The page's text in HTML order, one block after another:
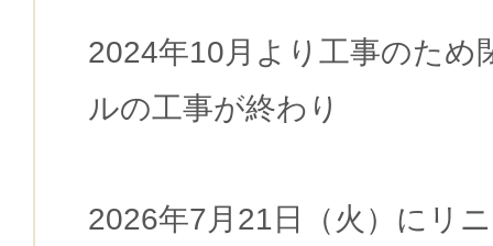
2024年10月より工事のため
ルの工事が終わり
2026年7月21日（火）にリ